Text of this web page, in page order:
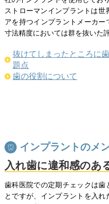
ストローマンインプラントは世
アを持つインプラントメーカ
寸法精度においては群を抜いた
抜けてしまったところに
題点
歯の役割について
インプラントのメ
入れ歯に違和感のあ
歯科医院での定期チェックは歯
とですが、インプラントを入